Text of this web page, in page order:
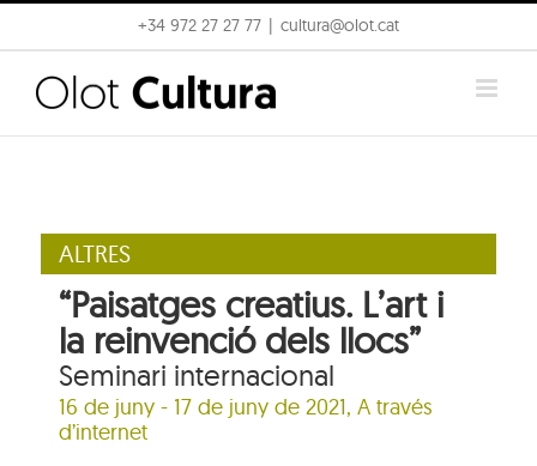
to
content
+34 972 27 27 77 cultura@olot.cat
ALTRES
“Paisatges creatius. L’art i
la reinvenció dels llocs”
Seminari internacional
16 de juny - 17 de juny de 2021, A través
d’internet